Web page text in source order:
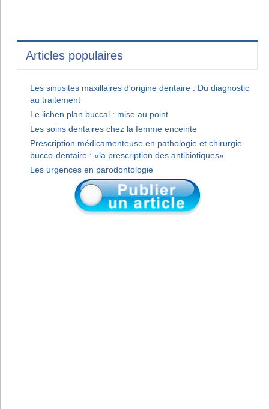
Articles populaires
Les sinusites maxillaires d'origine dentaire : Du diagnostic
au traitement
Le lichen plan buccal : mise au point
Les soins dentaires chez la femme enceinte
Prescription médicamenteuse en pathologie et chirurgie
bucco-dentaire : «la prescription des antibiotiques»
Les urgences en parodontologie